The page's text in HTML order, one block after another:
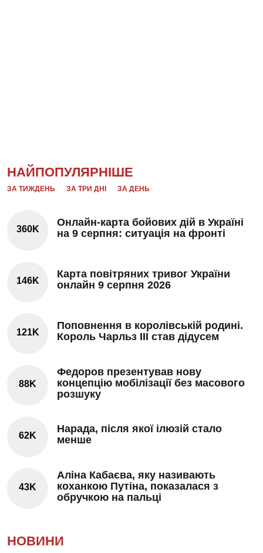
НАЙПОПУЛЯРНІШЕ
ЗА ТИЖДЕНЬ ЗА ТРИ ДНІ ЗА ДЕНЬ
360K
Онлайн-карта бойових дій в Україні
на 9 серпня: ситуація на фронті
146K
Карта повітряних тривог України
онлайн 9 серпня 2026
121K
Поповнення в королівській родині.
Король Чарльз III став дідусем
88K
Федоров презентував нову
концепцію мобілізації без масового
розшуку
62K
Нарада, після якої ілюзій стало
менше
43K
Аліна Кабаєва, яку називають
коханкою Путіна, показалася з
обручкою на пальці
НОВИНИ